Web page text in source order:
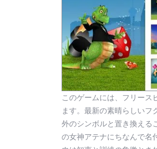
このゲームには、フリース
ます。最新の素晴らしい
外のシンボルと置き換える
の女神アテナにちなんで名